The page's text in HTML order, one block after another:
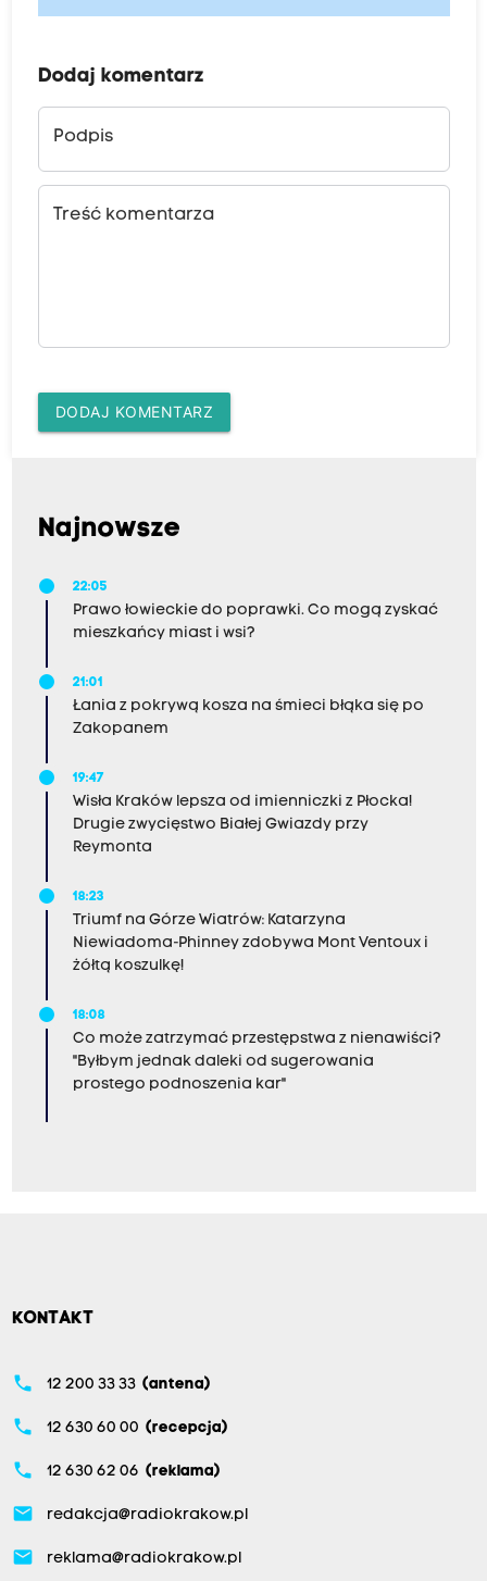
Dodaj komentarz
Podpis
Treść komentarza
DODAJ KOMENTARZ
Najnowsze
22:05
Prawo łowieckie do poprawki. Co mogą zyskać
mieszkańcy miast i wsi?
21:01
Łania z pokrywą kosza na śmieci błąka się po
Zakopanem
19:47
Wisła Kraków lepsza od imienniczki z Płocka!
Drugie zwycięstwo Białej Gwiazdy przy
Reymonta
18:23
Triumf na Górze Wiatrów: Katarzyna
Niewiadoma-Phinney zdobywa Mont Ventoux i
żółtą koszulkę!
18:08
Co może zatrzymać przestępstwa z nienawiści?
"Byłbym jednak daleki od sugerowania
prostego podnoszenia kar"
KONTAKT
phone 12 200 33 33 (antena)
phone 12 630 60 00 (recepcja)
phone 12 630 62 06 (reklama)
email redakcja@radiokrakow.pl
email reklama@radiokrakow.pl